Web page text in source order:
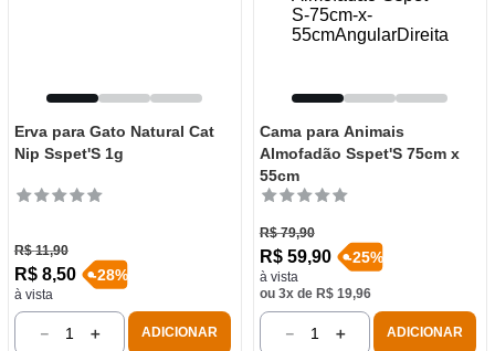
Erva para Gato Natural Cat
Nip Sspet'S 1g
R$ 11,90
R$ 8,50
à vista
-28%
＋
－ ADICIONAR
Cama para Animais
Almofadão Sspet'S 75cm x
55cm
R$ 79,90
R$ 59,90
à vista
-25%
ou 3x de R$ 19,96
＋
－ ADICIONAR